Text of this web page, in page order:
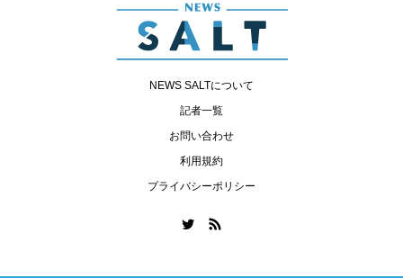
NEWS SALTについて
記者一覧
お問い合わせ
利用規約
プライバシーポリシー